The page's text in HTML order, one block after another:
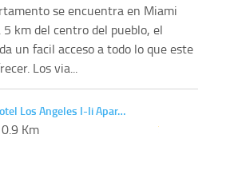
se encuentra en Miami
5 km del centro del pueblo, el
un facil acceso a todo lo que este
Los via...
Los Angeles I-Ii Apar…
Km